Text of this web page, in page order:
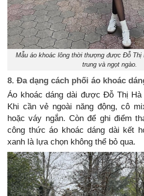
Mẫu áo khoác lông thời thượng được Đỗ Thị
trung và ngọt ngào.
8. Đa dạng cách phối áo khoác
Áo khoác dáng dài được Đỗ Thị Hà
Khi cần vẻ ngoài năng động, cô
hoặc váy ngắn. Còn để ghi điểm
công thức áo khoác dáng dài kết
xanh là lựa chọn không thể bỏ qua.